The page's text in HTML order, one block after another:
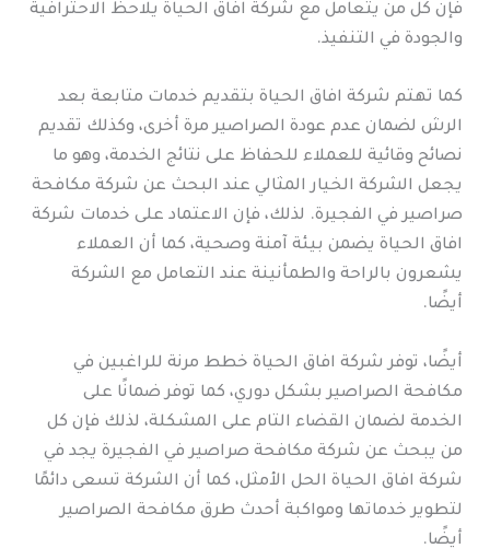
فإن كل من يتعامل مع شركة افاق الحياة يلاحظ الاحترافية
والجودة في التنفيذ.
كما تهتم شركة افاق الحياة بتقديم خدمات متابعة بعد
الرش لضمان عدم عودة الصراصير مرة أخرى، وكذلك تقديم
نصائح وقائية للعملاء للحفاظ على نتائج الخدمة، وهو ما
يجعل الشركة الخيار المثالي عند البحث عن شركة مكافحة
صراصير في الفجيرة. لذلك، فإن الاعتماد على خدمات شركة
افاق الحياة يضمن بيئة آمنة وصحية، كما أن العملاء
يشعرون بالراحة والطمأنينة عند التعامل مع الشركة
أيضًا.
أيضًا، توفر شركة افاق الحياة خطط مرنة للراغبين في
مكافحة الصراصير بشكل دوري، كما توفر ضمانًا على
الخدمة لضمان القضاء التام على المشكلة، لذلك فإن كل
من يبحث عن شركة مكافحة صراصير في الفجيرة يجد في
شركة افاق الحياة الحل الأمثل، كما أن الشركة تسعى دائمًا
لتطوير خدماتها ومواكبة أحدث طرق مكافحة الصراصير
أيضًا.